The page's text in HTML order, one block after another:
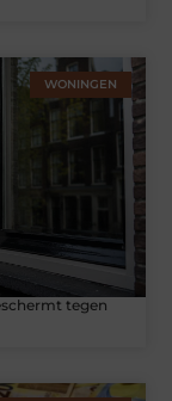
WONINGEN
tegen